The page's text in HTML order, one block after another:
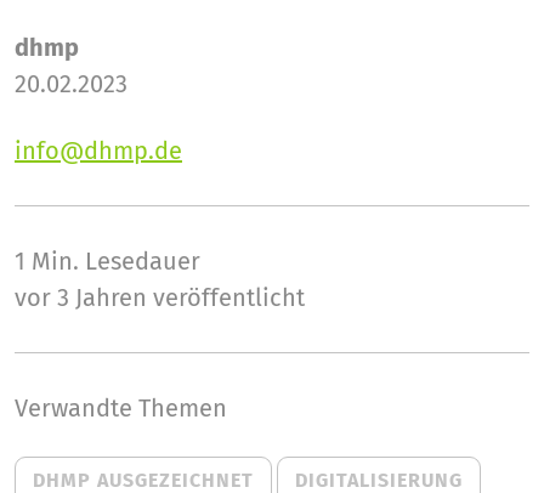
dhmp
20.02.2023
info@dhmp.de
1 Min. Lesedauer
vor 3 Jahren veröffentlicht
Verwandte Themen
DHMP AUSGEZEICHNET DIGITALISIERUNG